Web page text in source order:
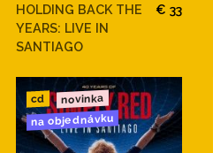
HOLDING BACK THE
YEARS: LIVE IN
SANTIAGO
€ 33
cd novinka
na objednávku